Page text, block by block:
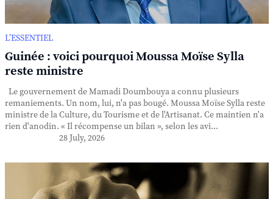
L’ESSENTIEL
Guinée : voici pourquoi Moussa Moïse Sylla
reste ministre
Le gouvernement de Mamadi Doumbouya a connu plusieurs
remaniements. Un nom, lui, n'a pas bougé. Moussa Moïse Sylla reste
ministre de la Culture, du Tourisme et de l'Artisanat. Ce maintien n'a
rien d'anodin. « Il récompense un bilan », selon les avi...
28 July, 2026